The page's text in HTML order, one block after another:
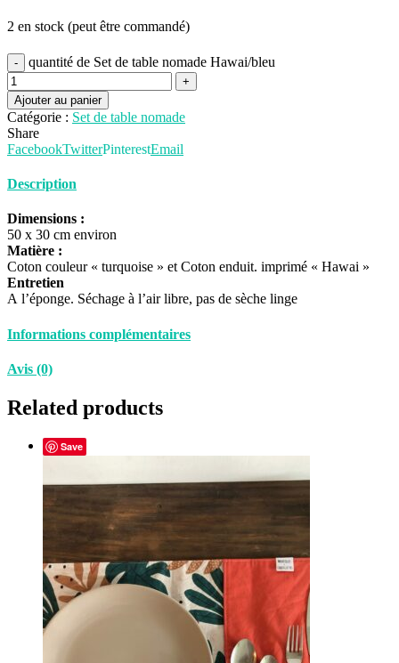
2 en stock (peut être commandé)
quantité de Set de table nomade Hawai/bleu
Ajouter au panier
Catégorie : Set de table nomade
Share
FacebookTwitterPinterestEmail
Description
Dimensions :
50 x 30 cm environ
Matière :
Coton couleur « turquoise » et Coton enduit. imprimé « Hawai »
Entretien
A l’éponge. Séchage à l’air libre, pas de sèche linge
Informations complémentaires
Avis (0)
Related products
Save